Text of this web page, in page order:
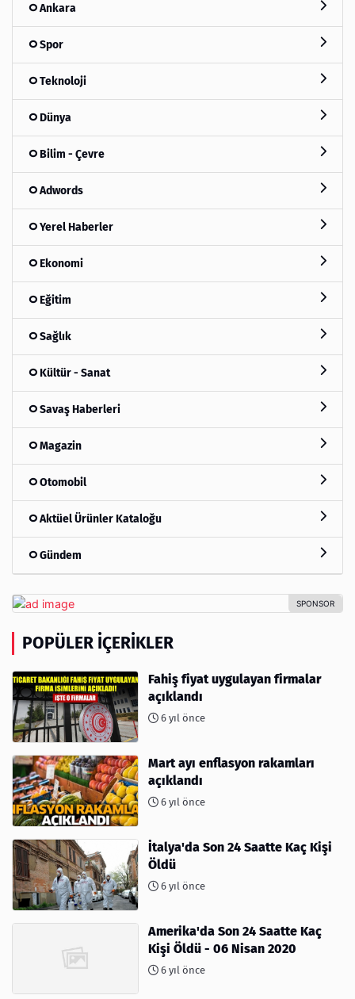
Ankara
Spor
Teknoloji
Dünya
Bilim - Çevre
Adwords
Yerel Haberler
Ekonomi
Eğitim
Sağlık
Kültür - Sanat
Savaş Haberleri
Magazin
Otomobil
Aktüel Ürünler Kataloğu
Gündem
POPÜLER İÇERIKLER
Fahiş fiyat uygulayan firmalar
açıklandı
6 yıl önce
Mart ayı enflasyon rakamları
açıklandı
6 yıl önce
İtalya'da Son 24 Saatte Kaç Kişi
Öldü
6 yıl önce
Amerika'da Son 24 Saatte Kaç
Kişi Öldü - 06 Nisan 2020
6 yıl önce